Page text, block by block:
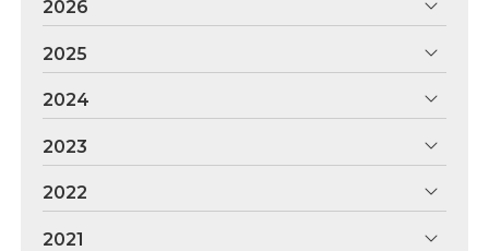
2026
2025
2024
2023
2022
2021